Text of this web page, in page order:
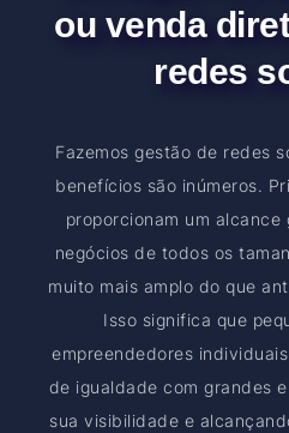
ou venda
redes
Fazemos gestão de redes
benefícios são inúmeros.
proporcionam um
negócios de todos os
muito mais amplo do que
Isso significa que
empreendedores
de igualdade com grandes
sua visibilidade e